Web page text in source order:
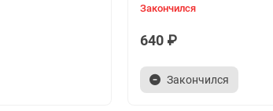
Закончился
640 ₽
Закончился